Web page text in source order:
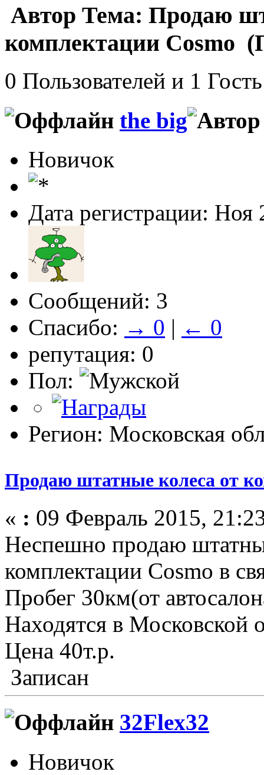
Автор Тема: Продаю
комплектации Cosmo
0 Пользователей и 1
the big
Новичок
Дата регистрации: Ноя
Сообщений: 3
Спасибо: → 0 | ← 0
репутация: 0
Пол:
Регион: Московская
Продаю штатные колеса от
« : 09 Февраль 2015,
Неспешно продаю
комплектации Cosmo в
Пробег 30км(от
Находятся в Московской
Цена 40т.р.
Записан
32Flex32
Новичок